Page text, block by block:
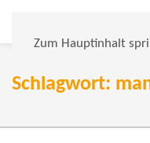
Zum Hauptinhalt
Schlagwort: